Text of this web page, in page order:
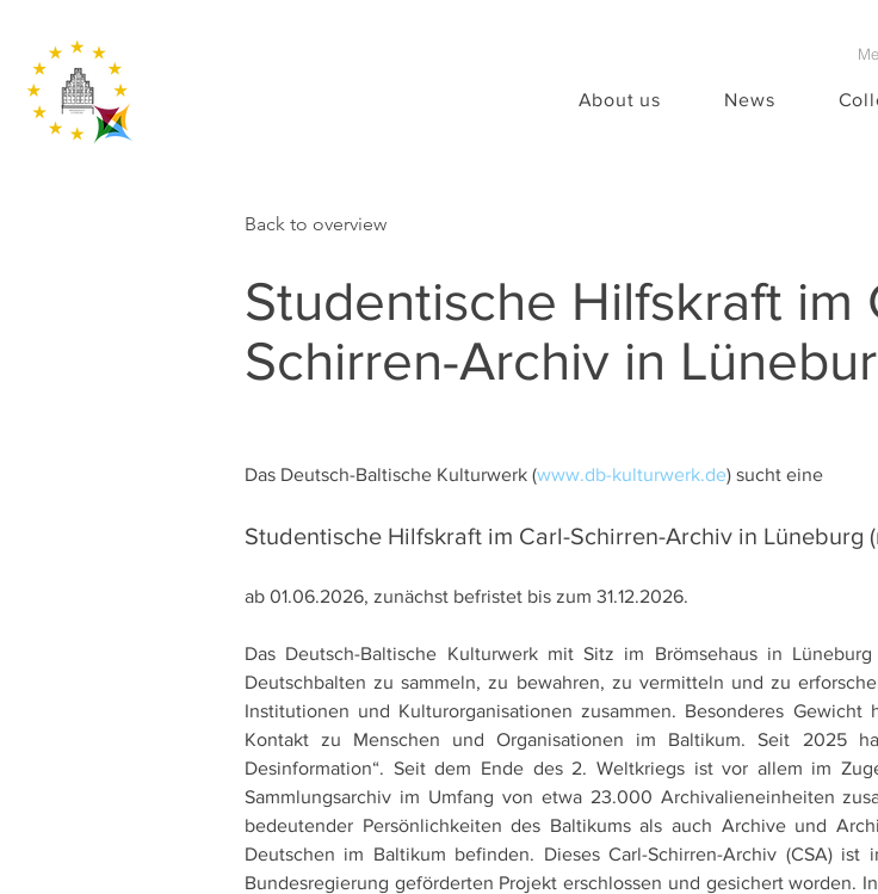
About us News
Back to overview
Studentische Hilfskraft im
Schirren-Archiv in
Das Deutsch-Baltische Kulturwerk (www.db-kulturwerk.de) sucht eine
Studentische Hilfskraft im Carl-Schirren-Archiv in Lüneburg
ab 01.06.2026, zunächst befristet bis zum 31.12.2026.
Das Deutsch-Baltische Kulturwerk mit Sitz im Brömsehaus in
Deutschbalten zu sammeln, zu bewahren, zu vermitteln und zu
Institutionen und Kulturorganisationen zusammen. Besonderes
Kontakt zu Menschen und Organisationen im Baltikum. Seit 2025
Desinformation“. Seit dem Ende des 2. Weltkriegs ist vor allem im
Sammlungsarchiv im Umfang von etwa 23.000 Archivalieneinheiten
bedeutender Persönlichkeiten des Baltikums als auch Archive und
Deutschen im Baltikum befinden. Dieses Carl-Schirren-Archiv (CSA)
Bundesregierung geförderten Projekt erschlossen und gesichert worden.